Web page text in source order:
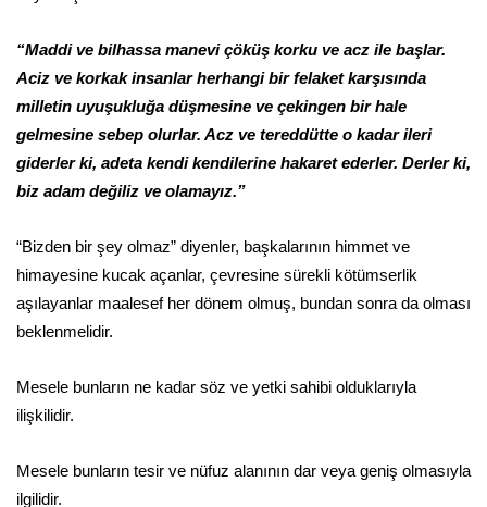
“Maddi ve bilhassa manevi çöküş korku ve acz ile başlar.
Aciz ve korkak insanlar herhangi bir felaket karşısında
milletin uyuşukluğa düşmesine ve çekingen bir hale
gelmesine sebep olurlar. Acz ve tereddütte o kadar ileri
giderler ki, adeta kendi kendilerine hakaret ederler. Derler ki,
biz adam değiliz ve olamayız.”
“Bizden bir şey olmaz” diyenler, başkalarının himmet ve
himayesine kucak açanlar, çevresine sürekli kötümserlik
aşılayanlar maalesef her dönem olmuş, bundan sonra da olması
beklenmelidir.
Mesele bunların ne kadar söz ve yetki sahibi olduklarıyla
ilişkilidir.
Mesele bunların tesir ve nüfuz alanının dar veya geniş olmasıyla
ilgilidir.